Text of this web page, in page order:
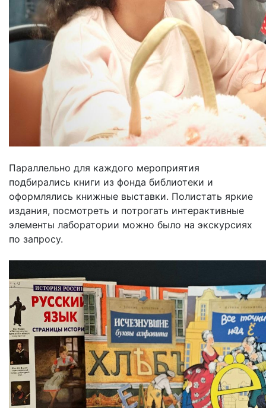
Параллельно для каждого мероприятия
подбирались книги из фонда библиотеки и
оформлялись книжные выставки. Полистать яркие
издания, посмотреть и потрогать интерактивные
элементы лаборатории можно было на экскурсиях
по запросу.